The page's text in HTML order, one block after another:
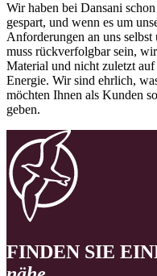
Wir haben bei Dansani
gespart, und wenn es um
Anforderungen an uns
muss rückverfolgbar sein,
Material und nicht zuletzt
Energie. Wir sind ehrlich,
möchten Ihnen als Kunden
geben.
FINDEN SIE